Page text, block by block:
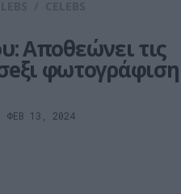
Αποθεώνει τις
φωτογράφιση
ΦΕΒ 13, 2024